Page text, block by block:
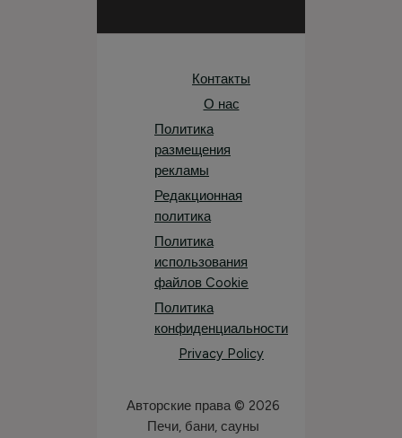
Контакты
О нас
Политика
размещения
рекламы
Редакционная
политика
Политика
использования
файлов Cookie
Политика
конфиденциальности
Privacy Policy
Авторские права © 2026
Печи, бани, сауны